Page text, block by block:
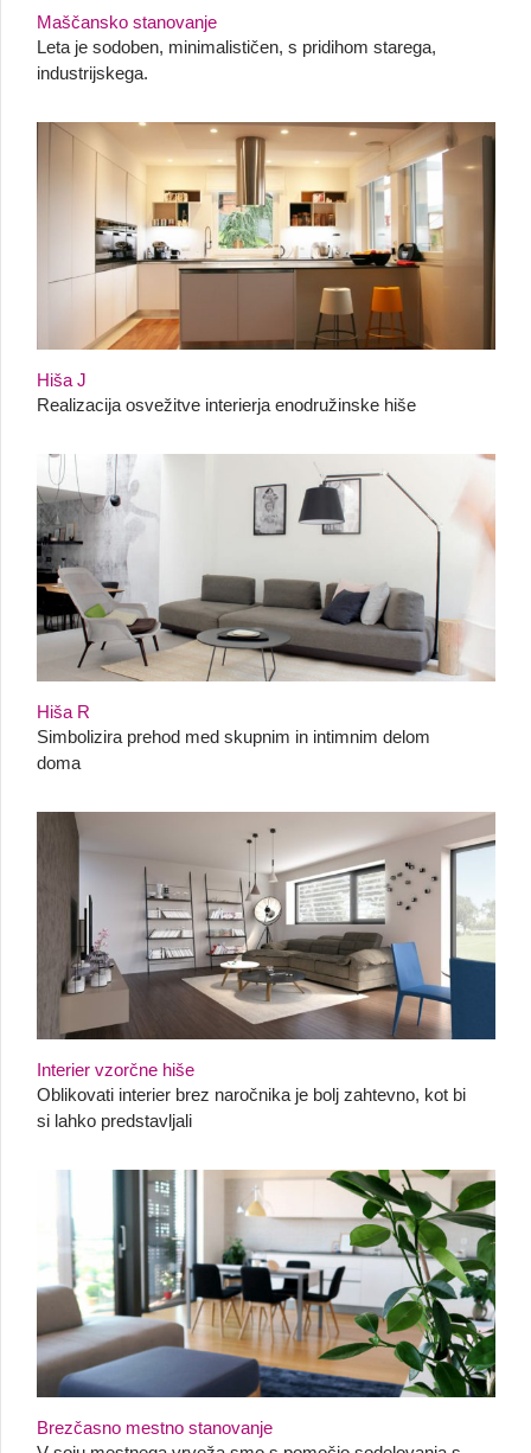
Maščansko stanovanje
Leta je sodoben, minimalističen, s pridihom starega,
industrijskega.
Hiša J
Realizacija osvežitve interierja enodružinske hiše
Hiša R
Simbolizira prehod med skupnim in intimnim delom
doma
Interier vzorčne hiše
Oblikovati interier brez naročnika je bolj zahtevno, kot bi
si lahko predstavljali
Brezčasno mestno stanovanje